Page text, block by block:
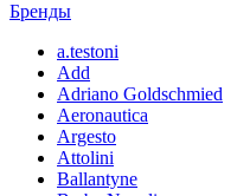
Бренды
a.testoni
Add
Adriano Goldschmied
Aeronautica
Argesto
Attolini
Ballantyne